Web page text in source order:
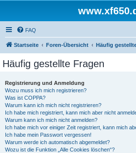
FAQ
Startseite Foren-Übersicht Häufig
Häufig gestellte Fragen
Registrierung und Anmeldung
Wozu muss ich mich registrieren?
Was ist COPPA?
Warum kann ich mich nicht registrieren?
Ich habe mich registriert, kann mich aber nicht
Warum kann ich mich nicht anmelden?
Ich habe mich vor einiger Zeit registriert, kann mich
Ich habe mein Passwort vergessen!
Warum werde ich automatisch abgemeldet?
Wozu ist die Funktion „Alle Cookies löschen“?